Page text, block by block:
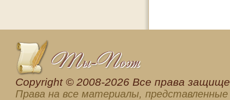
Сopyright © 2008-2026 Все права
Права на все материалы, представленные